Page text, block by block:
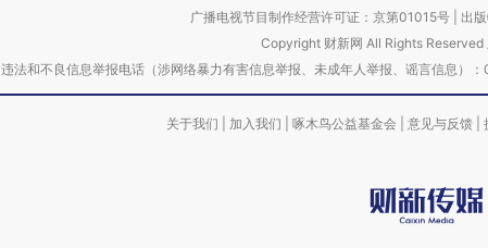
广播电视节目制作经营许可证：京第01015号| 出
Copyright 财新网 All Rights Reserved
违法和不良信息举报电话（涉网络暴力有害信息举报、未成年人举报、谣言信息
关于我们 加入我们 啄木鸟公益基金会 意见与反馈